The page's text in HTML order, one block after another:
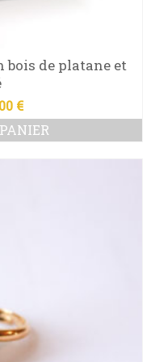
bois de platane et
€Le
prix
actuel